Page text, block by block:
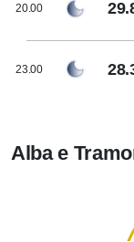
20.00
23.00
Alba e